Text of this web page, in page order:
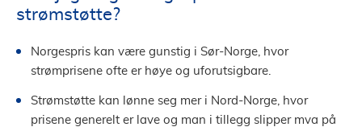
strømstøtte?
Norgespris kan være gunstig i Sør-Norge, hvor
strømprisene ofte er høye og uforutsigbare.
Strømstøtte kan lønne seg mer i Nord-Norge, hvor
prisene generelt er lave og man i tillegg slipper mva på